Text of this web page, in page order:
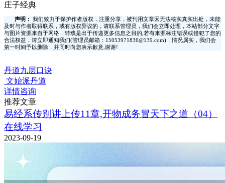
庄子经典
声明：
我们致力于保护作者版权，注重分享，被刊用文章因无法核实真实出处，未能
及时与作者取得联系，或有版权异议的，请联系管理员，我们会立即处理，本站部分文字
与图片资源来自于网络，转载是出于传递更多信息之目的,若有来源标注错误或侵犯了您的
合法权益，请立即通知我们(管理员邮箱：15053971836@139.com)，情况属实，我们会
第一时间予以删除，并同时向您表示歉意,谢谢!
丹道九层口诀
文始派丹道
详情咨询
推荐文章
易经系传别讲上传11章,开物成务冒天下之道（04）
在线学习
2023-09-19